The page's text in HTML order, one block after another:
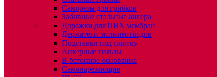
Саморезы для грибков
Забивные стальные анкера
Дорожки для ПВХ мембран
Держатели молниеотводов
Подставки под плитку
Анкерные гильзы
В бетонное основание
Самонарезающие